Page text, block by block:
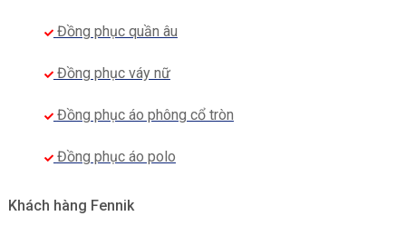
Đồng phục quần âu
Đồng phục váy nữ
Đồng phục áo phông cổ tròn
Đồng phục áo polo
Khách hàng Fennik